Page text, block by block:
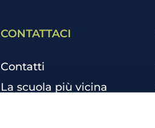
CONTATTACI
Contatti
La scuola più vicina